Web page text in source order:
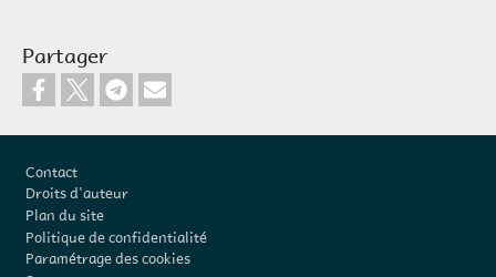
Partager
Contact
Droits d'auteur
Plan du site
Politique de confidentialité
Paramétrage des cookies